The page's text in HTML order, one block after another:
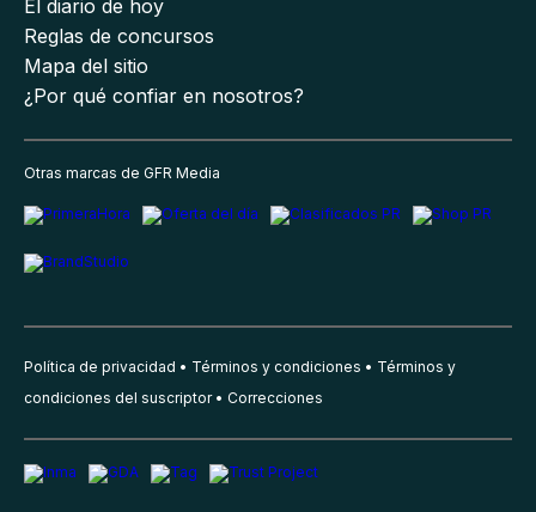
El diario de hoy
Reglas de concursos
Mapa del sitio
¿Por qué confiar en nosotros?
Otras marcas de GFR Media
Política de privacidad Términos y condiciones
Términos y
condiciones del suscriptor
Correcciones